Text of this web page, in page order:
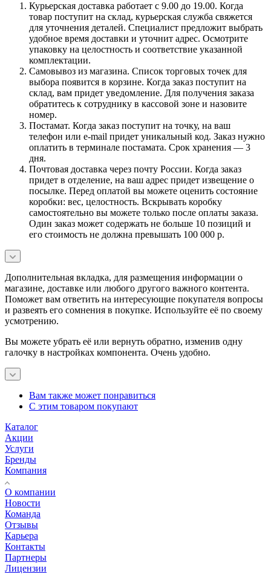
Курьерская доставка работает с 9.00 до 19.00. Когда
товар поступит на склад, курьерская служба свяжется
для уточнения деталей. Специалист предложит выбрать
удобное время доставки и уточнит адрес. Осмотрите
упаковку на целостность и соответствие указанной
комплектации.
Самовывоз из магазина. Список торговых точек для
выбора появится в корзине. Когда заказ поступит на
склад, вам придет уведомление. Для получения заказа
обратитесь к сотруднику в кассовой зоне и назовите
номер.
Постамат. Когда заказ поступит на точку, на ваш
телефон или e-mail придет уникальный код. Заказ нужно
оплатить в терминале постамата. Срок хранения — 3
дня.
Почтовая доставка через почту России. Когда заказ
придет в отделение, на ваш адрес придет извещение о
посылке. Перед оплатой вы можете оценить состояние
коробки: вес, целостность. Вскрывать коробку
самостоятельно вы можете только после оплаты заказа.
Один заказ может содержать не больше 10 позиций и
его стоимость не должна превышать 100 000 р.
Дополнительная вкладка, для размещения информации о
магазине, доставке или любого другого важного контента.
Поможет вам ответить на интересующие покупателя вопросы
и развеять его сомнения в покупке. Используйте её по своему
усмотрению.
Вы можете убрать её или вернуть обратно, изменив одну
галочку в настройках компонента. Очень удобно.
Вам также может понравиться
С этим товаром покупают
Каталог
Акции
Услуги
Бренды
Компания
О компании
Новости
Команда
Отзывы
Карьера
Контакты
Партнеры
Лицензии